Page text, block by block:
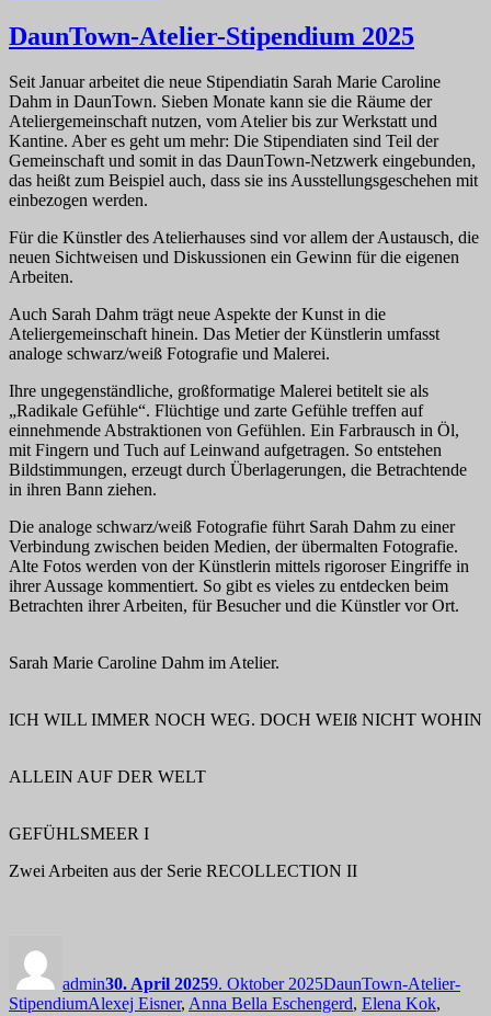
DaunTown-Atelier-Stipendium 2025
Seit Januar arbeitet die neue Stipendiatin Sarah Marie Caroline
Dahm in DaunTown. Sieben Monate kann sie die Räume der
Ateliergemeinschaft nutzen, vom Atelier bis zur Werkstatt und
Kantine. Aber es geht um mehr: Die Stipendiaten sind Teil der
Gemeinschaft und somit in das DaunTown-Netzwerk eingebunden,
das heißt zum Beispiel auch, dass sie ins Ausstellungsgeschehen mit
einbezogen werden.
Für die Künstler des Atelierhauses sind vor allem der Austausch, die
neuen Sichtweisen und Diskussionen ein Gewinn für die eigenen
Arbeiten.
Auch Sarah Dahm trägt neue Aspekte der Kunst in die
Ateliergemeinschaft hinein. Das Metier der Künstlerin umfasst
analoge schwarz/weiß Fotografie und Malerei.
Ihre ungegenständliche, großformatige Malerei betitelt sie als
„Radikale Gefühle“. Flüchtige und zarte Gefühle treffen auf
einnehmende Abstraktionen von Gefühlen. Ein Farbrausch in Öl,
mit Fingern und Tuch auf Leinwand aufgetragen. So entstehen
Bildstimmungen, erzeugt durch Überlagerungen, die Betrachtende
in ihren Bann ziehen.
Die analoge schwarz/weiß Fotografie führt Sarah Dahm zu einer
Verbindung zwischen beiden Medien, der übermalten Fotografie.
Alte Fotos werden von der Künstlerin mittels rigoroser Eingriffe in
ihrer Aussage kommentiert. So gibt es vieles zu entdecken beim
Betrachten ihrer Arbeiten, für Besucher und die Künstler vor Ort.
Sarah Marie Caroline Dahm im Atelier.
ICH WILL IMMER NOCH WEG. DOCH WEIß NICHT WOHIN
ALLEIN AUF DER WELT
GEFÜHLSMEER I
Zwei Arbeiten aus der Serie RECOLLECTION II
admin30. April 20259. Oktober 2025DaunTown-Atelier-
StipendiumSchlagwörter
Alexej Eisner, Anna Bella Eschengerd, Elena Kok,